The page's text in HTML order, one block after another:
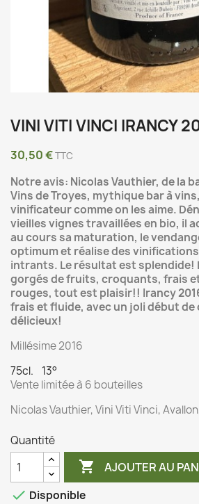
VINI VITI VINCI IRANCY
30,50 €TTC
Notre avis: Nicolas Vauthier, de la
Vins de Troyes, mythique bar à
vinificateur comme on les aime.
vieilles vignes travaillées en bio, il
au cours sa maturation, le
optimum et réalise des
intrants. Le résultat est splendide!
gorgés de fruits, croquants, frais
rouges, tout est plaisir!! Irancy
frais et fluide, avec un joli début de
délicieux!
Millésime2016
75cl. 13°
Vente limitée à 6 bouteilles
Nicolas Vauthier, Vini Viti Vinci,
Quantité
 AJOUTER AU
 Disponible